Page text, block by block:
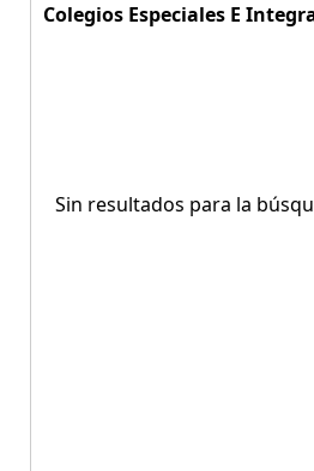
Colegios Especiales E
Sin resultados para la